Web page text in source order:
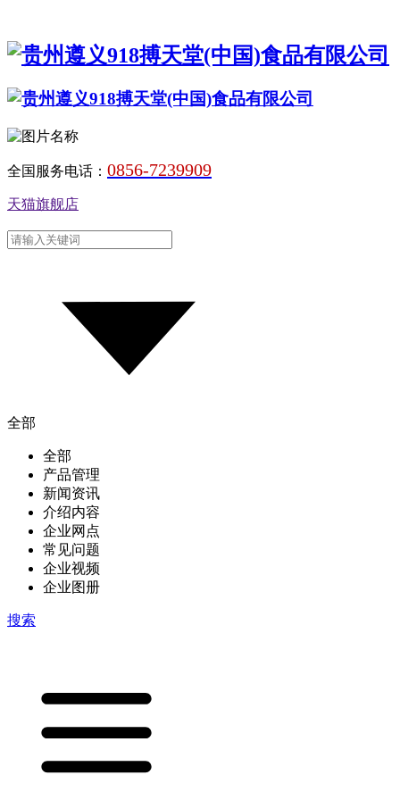
全国服务电话： 0856-7239909
天猫旗舰店
全部
全部
产品管理
新闻资讯
介绍内容
企业网点
常见问题
企业视频
企业图册
搜索